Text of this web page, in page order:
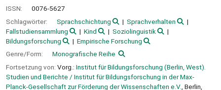
ISSN:
0076-5627
Schlagwörter:
Sprachschichtung
Sprachverhalten
Fallstudiensammlung
Kind
Soziolinguistik
Bildungsforschung
Empirische Forschung
Genre/Form:
Monografische Reihe
Fortsetzung von: Vorg.: Institut für Bildungsforschung (Berlin, West).
Studien und Berichte / Institut für Bildungsforschung in der Max-
Planck-Gesellschaft zur Förderung der Wissenschaften e.V. , Berlin,